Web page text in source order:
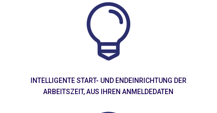

INTELLIGENTE START- UND ENDEINRICHTUNG DER
ARBEITSZEIT, AUS IHREN ANMELDEDATEN